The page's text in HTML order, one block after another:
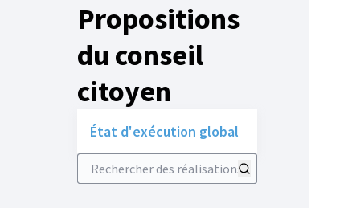
Propositions
du conseil
citoyen
État d'exécution global
Rechercher des réalisations